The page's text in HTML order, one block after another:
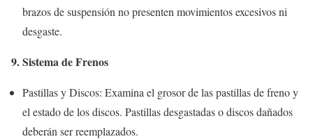
brazos de suspensión no presenten movimientos excesivos ni
desgaste.
9. Sistema de Frenos
Pastillas y Discos: Examina el grosor de las pastillas de freno y
el estado de los discos. Pastillas desgastadas o discos dañados
deberán ser reemplazados.